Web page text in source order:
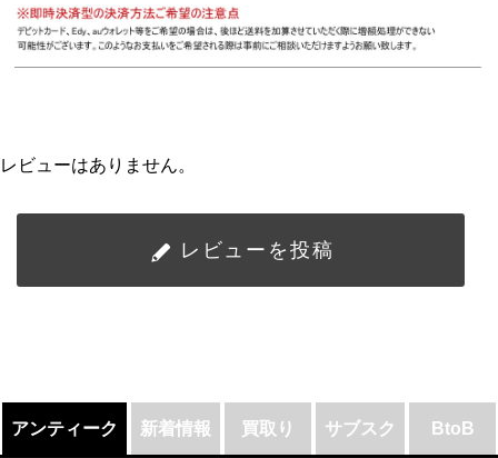
レビューはありません。
レビューを投稿
アンティーク 新着情報 買取り サブスク BtoB